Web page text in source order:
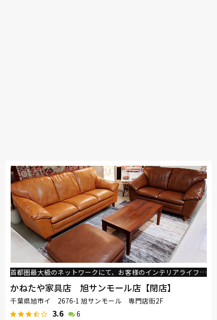
首都圏最大級のネットワークにて、お客様のインテリアライフをサポートいたします。
かねたや家具店 旭サンモール店【閉店】
千葉県旭市イ 2676-1 旭サンモール 専門店街2F
3.6 6